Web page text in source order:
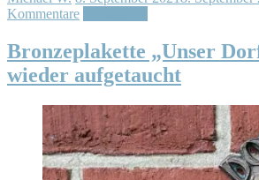
Kommentare
Bronzeplakette „Unser
wieder aufgetaucht